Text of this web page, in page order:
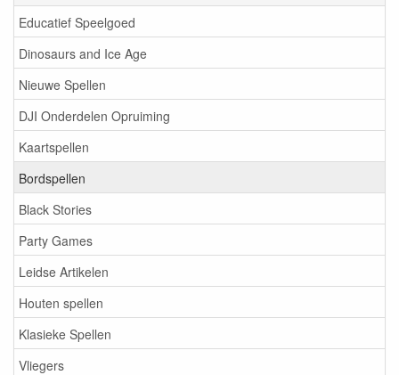
Educatief Speelgoed
Dinosaurs and Ice Age
Nieuwe Spellen
DJI Onderdelen Opruiming
Kaartspellen
Bordspellen
Black Stories
Party Games
Leidse Artikelen
Houten spellen
Klasieke Spellen
Vliegers